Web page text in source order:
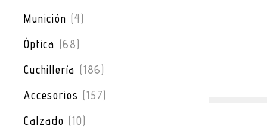
Munición (4)
Óptica (68)
Cuchillería (186)
Accesorios (157)
Calzado (10)